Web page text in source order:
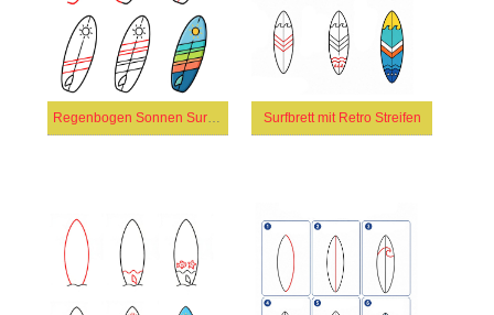
Regenbogen Sonnen Surfbrett Surfbrett mit Retro Streifen